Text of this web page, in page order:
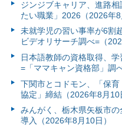
ジンジブキャリア、進路
たい職業」2026（2026年8
未就学児の習い事率が6割
ビデオリサーチ調べ=（
日本語教師の資格取得、
=「ママキャン資格部」調
下関市とコドモン、「保
協定」締結（2026年8月10
みんがく、栃木県矢板市
導入（2026年8月10日）